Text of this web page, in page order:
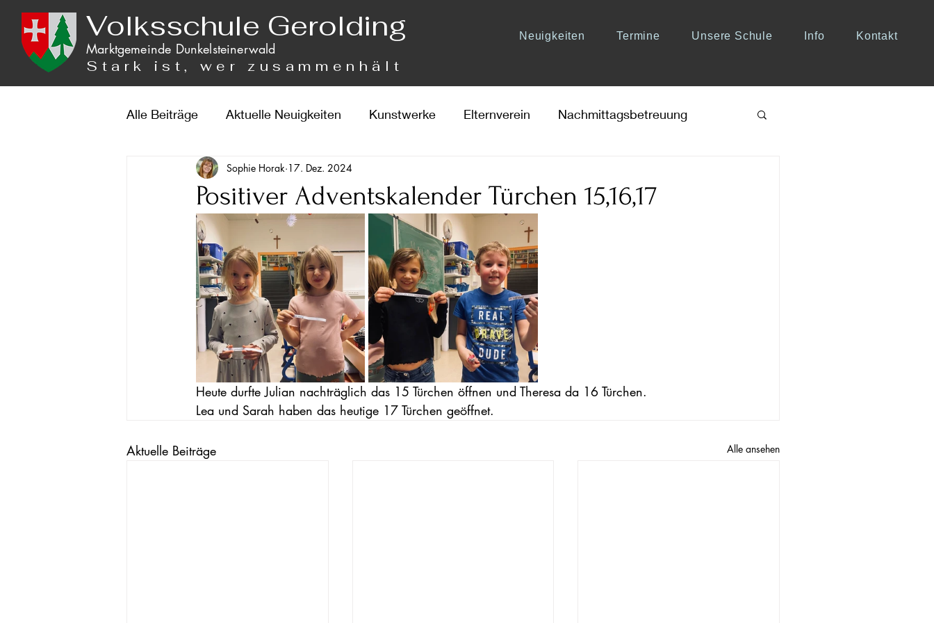
Volksschule Gerolding
Marktgemeinde Dunkelsteinerwald
Stark ist, wer zusammenhält
Neuigkeiten Termine Unsere Schule Info Kontakt
Alle Beiträge Aktuelle Neuigkeiten Kunstwerke Elternverein Nachmittagsbetreuung
Positiver Adventskalender Türchen 15,16,17
Sophie Horak 17. Dez. 2024
Heute durfte Julian nachträglich das 15 Türchen öffnen und Theresa da 16 Türchen.
Lea und Sarah haben das heutige 17 Türchen geöffnet.
Aktuelle Beiträge Alle ansehen